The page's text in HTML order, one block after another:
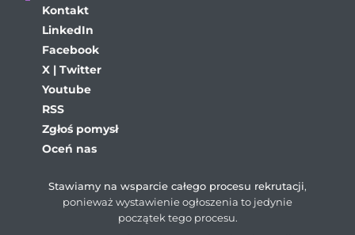
Kontakt
LinkedIn
Facebook
X | Twitter
Youtube
RSS
Zgłoś pomysł
Oceń nas
Stawiamy na wsparcie całego procesu rekrutacji,
ponieważ wystawienie ogłoszenia to jedynie
początek tego procesu.